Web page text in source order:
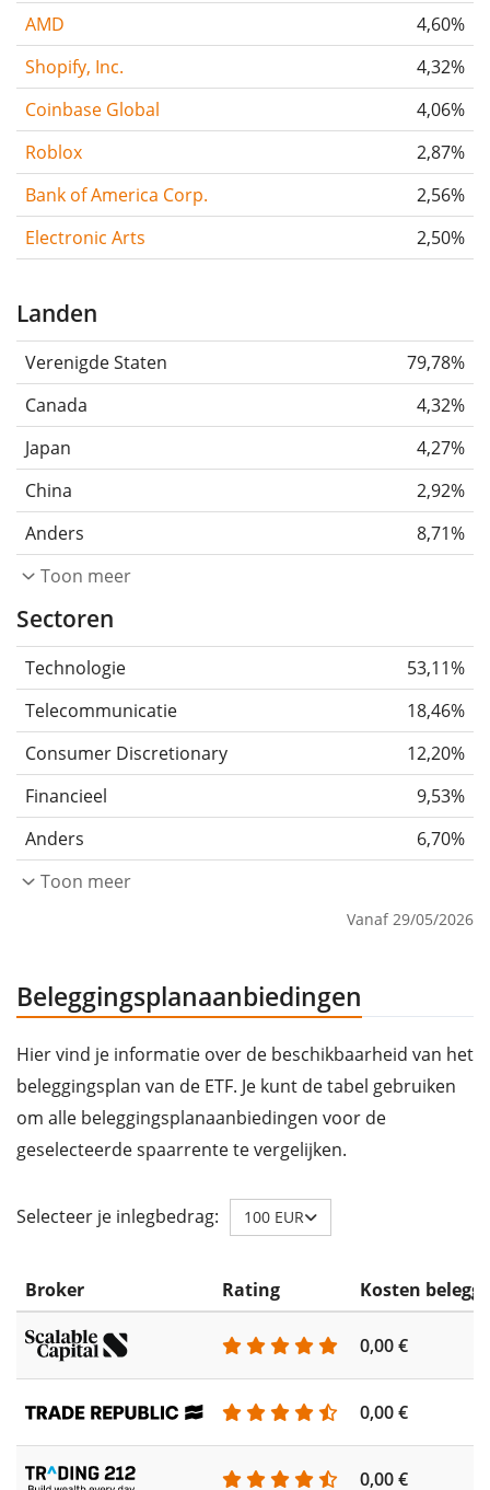
AMD
4,60%
Shopify, Inc.
4,32%
Coinbase Global
4,06%
Roblox
2,87%
Bank of America Corp.
2,56%
Electronic Arts
2,50%
Landen
Verenigde Staten
79,78%
Canada
4,32%
Japan
4,27%
China
2,92%
Anders
8,71%
Toon meer
Sectoren
Technologie
53,11%
Telecommunicatie
18,46%
Consumer Discretionary
12,20%
Financieel
9,53%
Anders
6,70%
Toon meer
Vanaf 29/05/2026
Beleggingsplanaanbiedingen
Hier vind je informatie over de beschikbaarheid van het
beleggingsplan van de ETF. Je kunt de tabel gebruiken
om alle beleggingsplanaanbiedingen voor de
geselecteerde spaarrente te vergelijken.
Selecteer je inlegbedrag: 100 EUR
Broker Rating Kosten
0,00 €
0,00 €
0,00 €